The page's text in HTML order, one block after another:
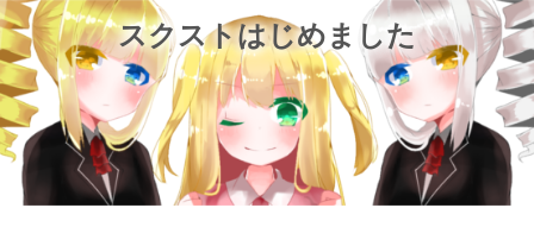
スクストはじめました